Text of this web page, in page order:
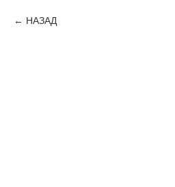
НАЗАД